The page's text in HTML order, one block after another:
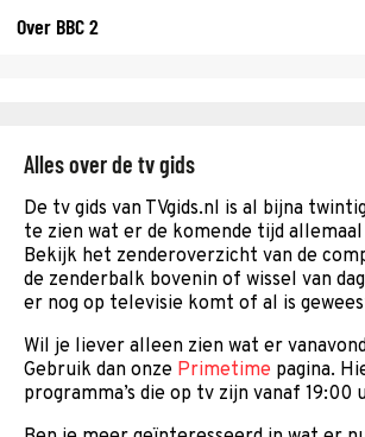
Over BBC 2
Alles over de tv gids
De tv gids van TVgids.nl is al bijna
te zien wat er de komende tijd
Bekijk het zenderoverzicht van de
de zenderbalk bovenin of wissel van
er nog op televisie komt of al is
Wil je liever alleen zien wat er
Gebruik dan onze Primetime pagina.
programma’s die op tv zijn vanaf 19:00